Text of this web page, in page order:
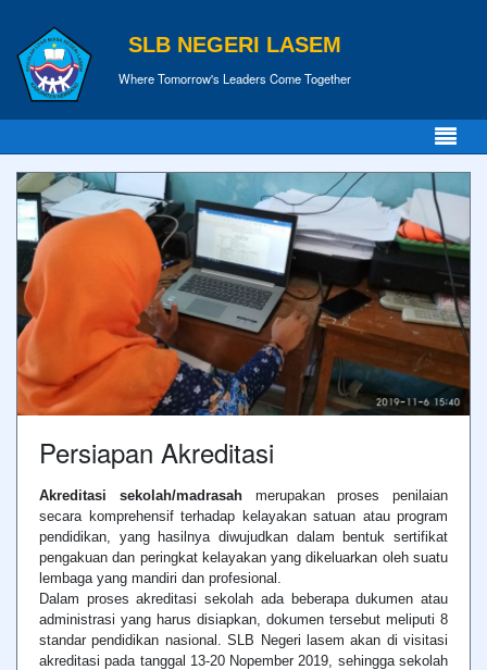
SLB NEGERI LASEM
Where Tomorrow's Leaders Come Together
Persiapan Akreditasi
Akreditasi sekolah/madrasahmerupakan proses penilaian
secara komprehensif terhadap kelayakan satuan atau program
pendidikan, yang hasilnya diwujudkan dalam bentuk sertifikat
pengakuan dan peringkat kelayakan yang dikeluarkan oleh suatu
lembaga yang mandiri dan profesional.
Dalam proses akreditasi sekolah ada beberapa dukumen atau
administrasi yang harus disiapkan, dokumen tersebut meliputi 8
standar pendidikan nasional. SLB Negeri lasem akan di visitasi
akreditasi pada tanggal 13-20 Nopember 2019, sehingga sekolah